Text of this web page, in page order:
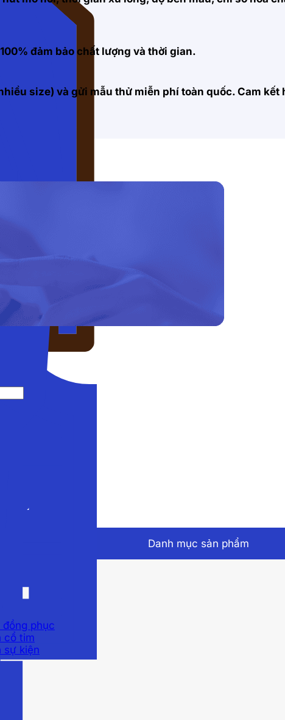
đảm bảo chất lượng và thời gian.
size) và gửi mẫu thử miễn phí toàn quốc. Cam
Danh mục sản phẩm
đồng phục
cổ tim
sự kiện